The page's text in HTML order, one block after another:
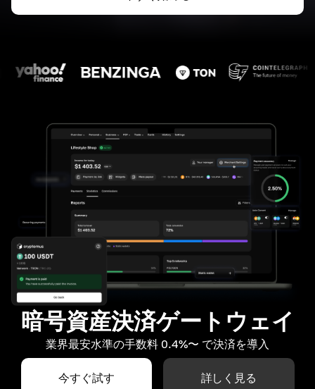
暗号資産決済ゲートウェイ
業界最安水準の手数料 0.4%〜 で決済を導入
今すぐ試す 詳しく見る